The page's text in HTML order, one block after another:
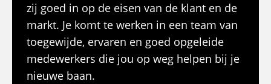
zij goed in op de eisen van de klant en de
markt. Je komt te werken in een team van
toegewijde, ervaren en goed opgeleide
medewerkers die jou op weg helpen bij je
nieuwe baan.